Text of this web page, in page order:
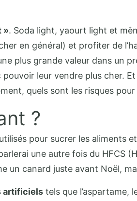
». Soda light, yaourt light et
en général) et profiter de
plus grande valeur dans un
leur vendre plus cher.
quels sont les risques
?
pour sucrer les aliments
une autre fois du HFCS
un canard juste avant Noël,
artificiels tels que l’aspartame,